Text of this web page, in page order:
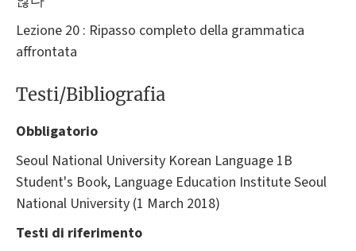
Lezione 20 : Ripasso completo della grammatica
affrontata
Testi/Bibliografia
Obbligatorio
Seoul National University Korean Language 1B
Student's Book, Language Education Institute Seoul
National University (1 March 2018)
Testi di riferimento